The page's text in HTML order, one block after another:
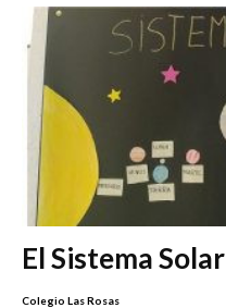
El Sistema Solar
Colegio Las Rosas